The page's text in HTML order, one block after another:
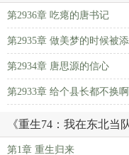
第2936章 吃瘪的唐书记
第2935章 做美梦的时候被
第2934章 唐思源的信心
第2933章 给个县长都不换啊
《重生74：我在东北当
第1章 重生归来